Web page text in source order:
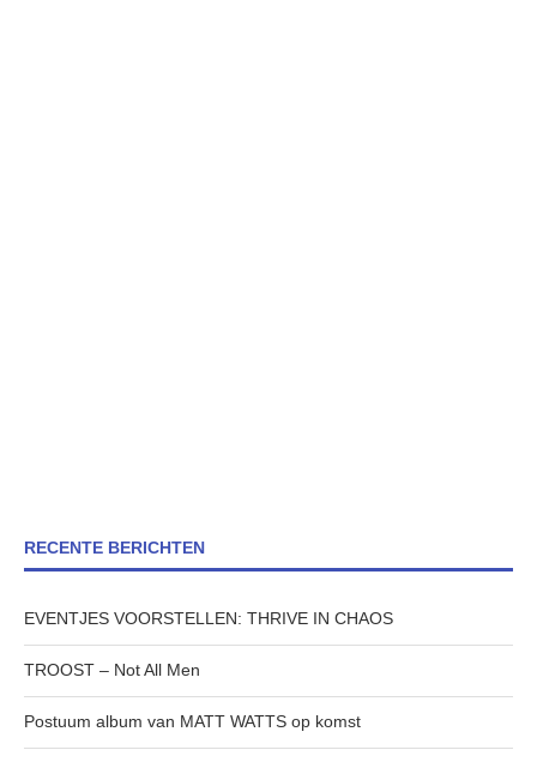
RECENTE BERICHTEN
EVENTJES VOORSTELLEN: THRIVE IN CHAOS
TROOST – Not All Men
Postuum album van MATT WATTS op komst